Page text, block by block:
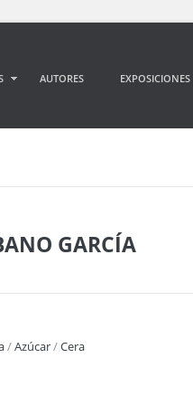
AUTORES EXPOSICIONES
GARCÍA
/Azúcar/Cera